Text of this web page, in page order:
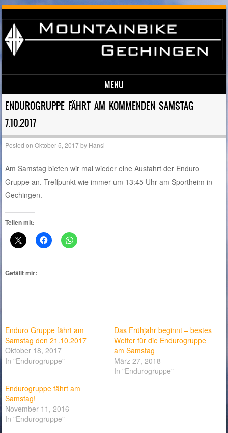
MENU
Skip to content
ENDUROGRUPPE FÄHRT AM KOMMENDEN SAMSTAG
7.10.2017
Posted onOktober 5, 2017by Hansi
Am Samstag bieten wir mal wieder eine Ausfahrt der Enduro
Gruppe an. Treffpunkt wie immer um 13:45 Uhr am Sportheim in
Gechingen.
Teilen mit:
Gefällt mir:
Enduro Gruppe fährt am
Samstag den 21.10.2017
Oktober 18, 2017
In "Endurogruppe"
Das Frühjahr beginnt – bestes
Wetter für die Endurogruppe
am Samstag
März 27, 2018
In "Endurogruppe"
Endurogruppe fährt am
Samstag!
November 11, 2016
In "Endurogruppe"